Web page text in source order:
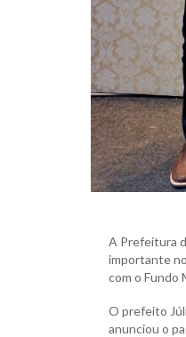
A Prefeitura
importante
com o Fundo
O prefeito
anunciou o